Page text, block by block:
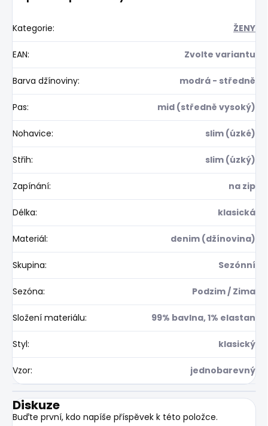
Kategorie: ŽENY
EAN: Zvolte variantu
Barva džínoviny: modrá - středně
Pas: mid (středně vysoký)
Nohavice: slim (úzké)
Střih: slim (úzký)
Zapínání: na zip
Délka: klasická
Materiál: denim (džínovina)
Skupina: Sezónní
Sezóna: Podzim / Zima
Složení materiálu: 99% bavlna, 1% elastan
Styl: klasický
Vzor: jednobarevný
Diskuze
Buďte první, kdo napíše příspěvek k této položce.